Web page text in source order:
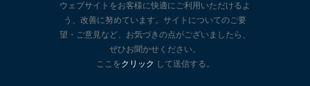
ウェブサイトをお客様に快適にご利用いただけるよ
う、改善に努めています。サイトについてのご要
望・ご意見など、お気づきの点がございましたら、
ぜひお聞かせください。
ここをクリック して送信する。